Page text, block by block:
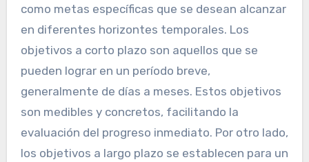
como metas específicas que se desean alcanzar
en diferentes horizontes temporales. Los
objetivos a corto plazo son aquellos que se
pueden lograr en un período breve,
generalmente de días a meses. Estos objetivos
son medibles y concretos, facilitando la
evaluación del progreso inmediato. Por otro lado,
los objetivos a largo plazo se establecen para un